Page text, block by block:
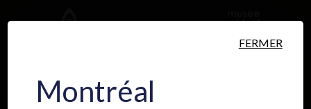
Montréal
FERMER